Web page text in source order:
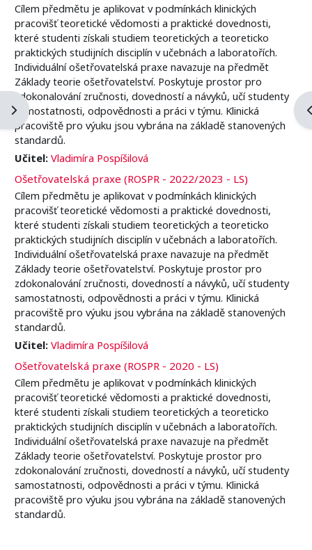
Blockleiste öffnen
Cílem předmětu je aplikovat v podmínkách klinických
pracovišť teoretické vědomosti a praktické dovednosti,
které studenti získali studiem teoretických a teoreticko
praktických studijních disciplín v učebnách a laboratořích.
Individuální ošetřovatelská praxe navazuje na předmět
Základy teorie ošetřovatelství. Poskytuje prostor pro
zdokonalování zručnosti, dovedností a návyků, učí studenty
samostatnosti, odpovědnosti a práci v týmu. Klinická
pracoviště pro výuku jsou vybrána na základě stanovených
standardů.
Učitel: Vladimíra Pospíšilová
Ošetřovatelská praxe (ROSPR - 2022/2023 - LS)
Cílem předmětu je aplikovat v podmínkách klinických
pracovišť teoretické vědomosti a praktické dovednosti,
které studenti získali studiem teoretických a teoreticko
praktických studijních disciplín v učebnách a laboratořích.
Individuální ošetřovatelská praxe navazuje na předmět
Základy teorie ošetřovatelství. Poskytuje prostor pro
zdokonalování zručnosti, dovedností a návyků, učí studenty
samostatnosti, odpovědnosti a práci v týmu. Klinická
pracoviště pro výuku jsou vybrána na základě stanovených
standardů.
Učitel: Vladimíra Pospíšilová
Ošetřovatelská praxe (ROSPR - 2020 - LS)
Cílem předmětu je aplikovat v podmínkách klinických
pracovišť teoretické vědomosti a praktické dovednosti,
které studenti získali studiem teoretických a teoreticko
praktických studijních disciplín v učebnách a laboratořích.
Individuální ošetřovatelská praxe navazuje na předmět
Základy teorie ošetřovatelství. Poskytuje prostor pro
zdokonalování zručnosti, dovedností a návyků, učí studenty
samostatnosti, odpovědnosti a práci v týmu. Klinická
pracoviště pro výuku jsou vybrána na základě stanovených
standardů.